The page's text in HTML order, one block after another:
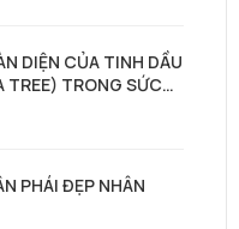
DIỆN CỦA TINH DẦU
TREE) TRONG SỨC
CHĂM SÓC TÓC –
PHÁI ĐẸP NHÂN